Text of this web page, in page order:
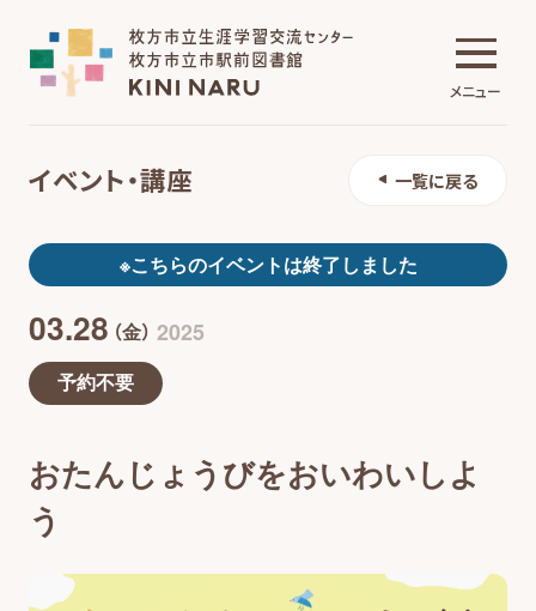
メニュー
市駅前図書館
最新のイベント・講座
一覧に戻る
イベント・講座
※こちらのイベントは終了しました
03.28 （金） 2025
予約不要
おたんじょうびをおいわいしよ
う